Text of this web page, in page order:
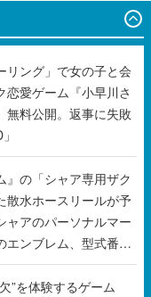
リング」で女の子と会
恋愛ゲーム『小早川さ
無料公開。返事に失敗
』の「シャア専用ザク
散水ホースリールが予
ャアのパーソナルマー
エンブレム、型式番号
”を体験するゲーム